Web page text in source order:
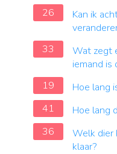
26
Kan ik
33
Wat zegt
iemand is
19
Hoe lang
41
Hoe lang
36
Welk dier
klaar?